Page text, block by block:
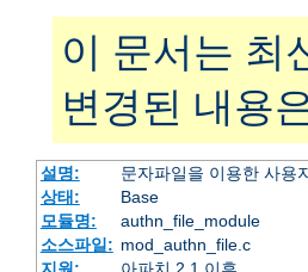
이 문서는 최
변경된 내용
설명:
문자파일을 이용한 사용
상태:
Base
모듈명:
authn_file_module
소스파일: mod_authn_file.c